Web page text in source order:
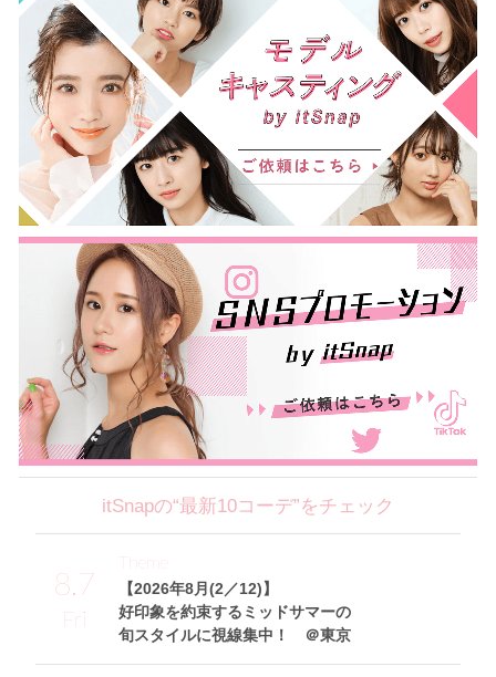
itSnapの“最新10コーデ”をチェック
8.7
Fri
【2026年8月(2／12)】
好印象を約束するミッドサマーの
旬スタイルに視線集中！ ＠東京
Theme